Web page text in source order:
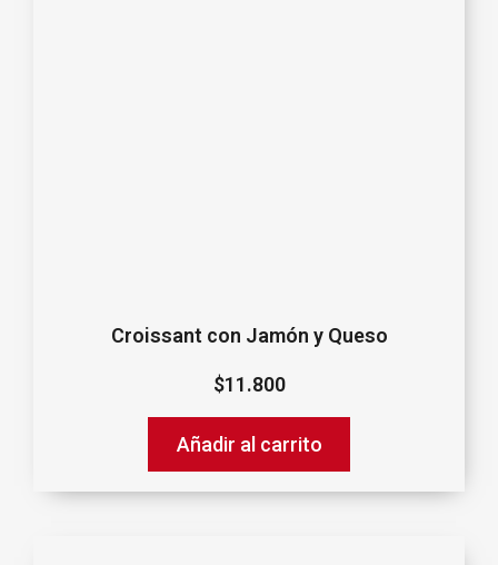
Croissant con Jamón y Queso
$11.800
Añadir al carrito